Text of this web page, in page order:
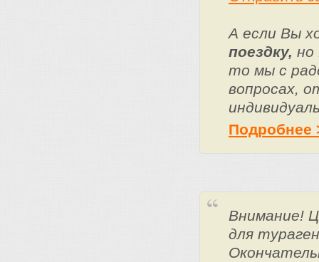
А если Вы
поездку, но
то мы с
вопросах,
Подробнее
Внимание!
для